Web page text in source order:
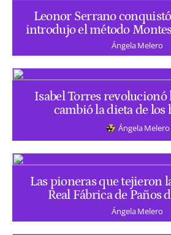
Leonor Serrano
introdujo el método
Ángela Melero
Isabel Torres
cambió la dieta de los
Ángela Melero
Las pioneras que tejieron
Real Fábrica de Paños
Ángela Melero